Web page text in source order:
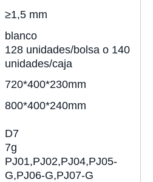
≥1,5 mm
blanco
128 unidades/bolsa o 140
unidades/caja
720*400*230mm
800*400*240mm
D7
7g
PJ01,PJ02,PJ04,PJ05-
G,PJ06-G,PJ07-G